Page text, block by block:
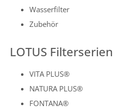
Wasserfilter
Zubehör
LOTUS Filterserien
VITA PLUS®
NATURA PLUS®
FONTANA®